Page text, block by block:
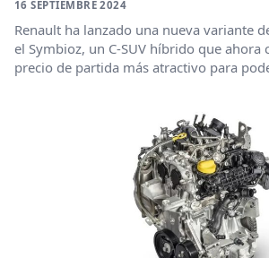
16 SEPTIEMBRE 2024
Renault ha lanzado una nueva variante
el Symbioz, un C-SUV híbrido que ahora
precio de partida más atractivo para